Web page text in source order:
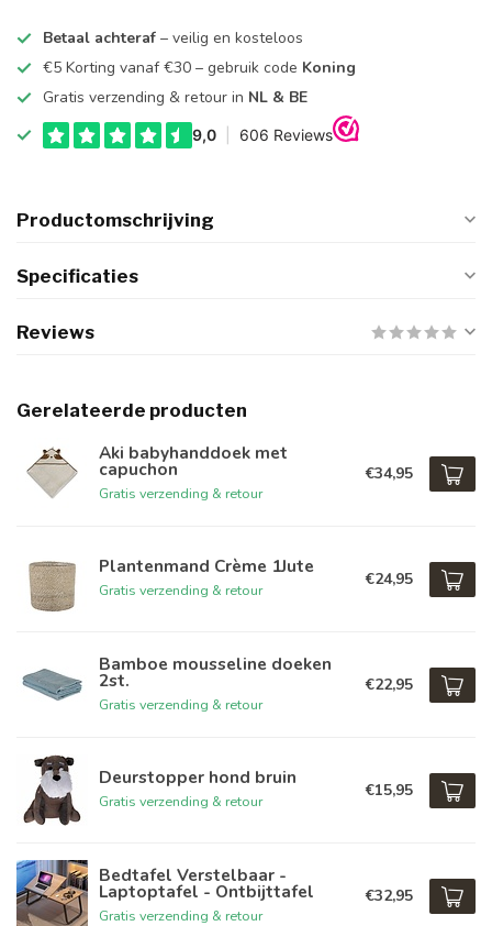
Betaal achteraf – veilig en kosteloos
€5 Korting vanaf €30 – gebruik code Koning
Gratis verzending & retour in NL & BE
Productomschrijving
Specificaties
Reviews
Gerelateerde producten
Aki babyhanddoek met
capuchon
Gratis verzending & retour
€34,95
Plantenmand Crème 1Jute
Gratis verzending & retour
€24,95
Bamboe mousseline doeken
2st.
Gratis verzending & retour
€22,95
Deurstopper hond bruin
Gratis verzending & retour
€15,95
Bedtafel Verstelbaar -
Laptoptafel - Ontbijttafel
Gratis verzending & retour
€32,95